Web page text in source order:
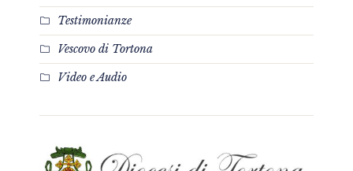
Testimonianze
Vescovo di Tortona
Video e Audio